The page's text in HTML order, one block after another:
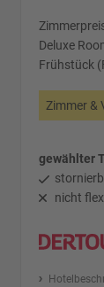
Deluxe
Frühstück
Zimmer &
gewählter
nicht